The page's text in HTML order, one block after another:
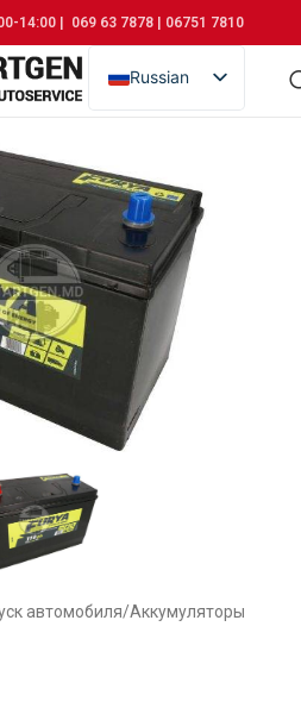
14:00 | 069 63 7878 | 06751 7810
Russian
Romanian
автомобиля/Аккумуляторы